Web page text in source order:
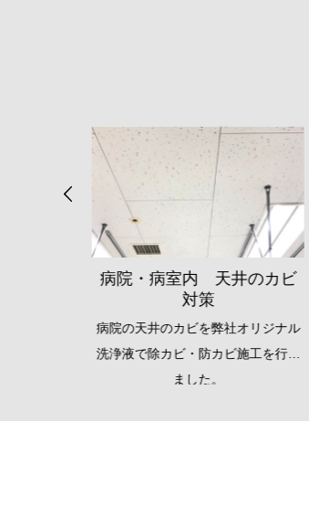
社員寮シャワールーム 天
井
シャワールームの天井を起点に広が
ったカビを弊社オリジナル洗浄液で
除カビしました。